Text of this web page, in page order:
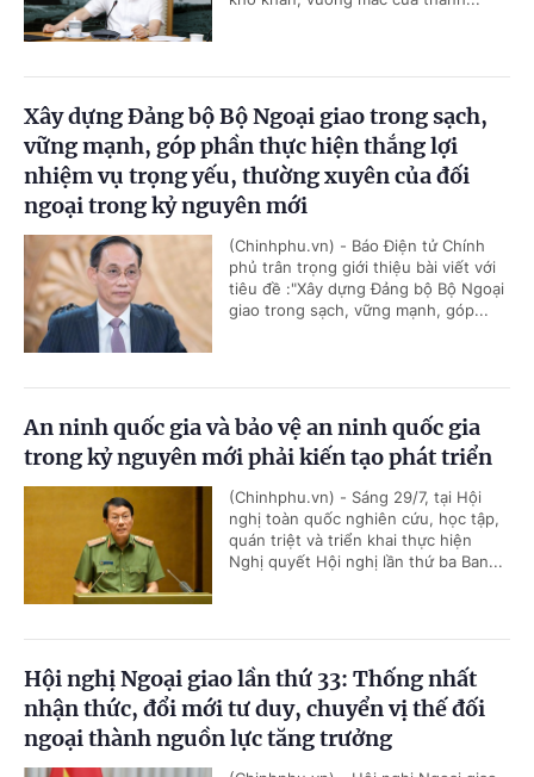
Xây dựng Đảng bộ Bộ Ngoại giao trong sạch,
vững mạnh, góp phần thực hiện thắng lợi
nhiệm vụ trọng yếu, thường xuyên của đối
ngoại trong kỷ nguyên mới
(Chinhphu.vn) - Báo Điện tử Chính
phủ trân trọng giới thiệu bài viết với
tiêu đề :"Xây dựng Đảng bộ Bộ Ngoại
giao trong sạch, vững mạnh, góp...
An ninh quốc gia và bảo vệ an ninh quốc gia
trong kỷ nguyên mới phải kiến tạo phát triển
(Chinhphu.vn) - Sáng 29/7, tại Hội
nghị toàn quốc nghiên cứu, học tập,
quán triệt và triển khai thực hiện
Nghị quyết Hội nghị lần thứ ba Ban...
Hội nghị Ngoại giao lần thứ 33: Thống nhất
nhận thức, đổi mới tư duy, chuyển vị thế đối
ngoại thành nguồn lực tăng trưởng